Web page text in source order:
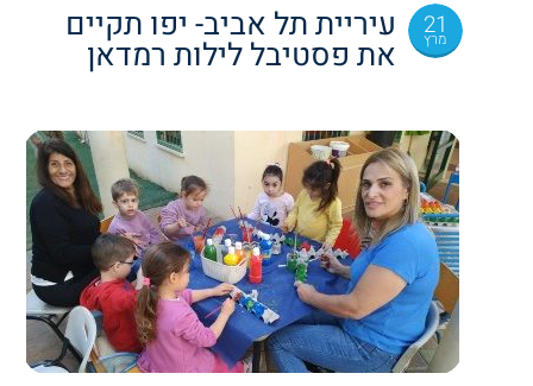
21
מרץ עיריית תל אביב- יפו תקיים
את פסטיבל לילות רמדאן